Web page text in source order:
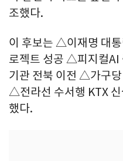
조했다.
이 후보는 △이재명 대
로젝트 성공 △피지컬
기관 전북 이전 △가구
△전라선 수서행 KTX 신
했다.